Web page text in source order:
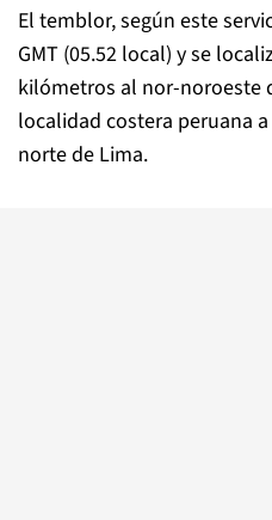
El temblor, según este
GMT (05.52 local) y se
kilómetros al nor-noroeste
localidad costera peruana
norte de Lima.